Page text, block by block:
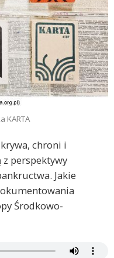
KARTA
chroni i
perspektywy
Jakie
Środkowo-